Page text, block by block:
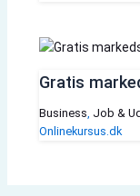
Gratis
Business Job &
Onlinekursus.dk